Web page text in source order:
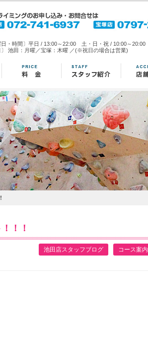
日・時間〕平日 / 13:00～22:00 土・日・祝 / 10:00～20:00
〕 池田：月曜／宝塚：木曜 ／(※祝日の場合は営業)
！！
コース案内
池田店スタッフブログ